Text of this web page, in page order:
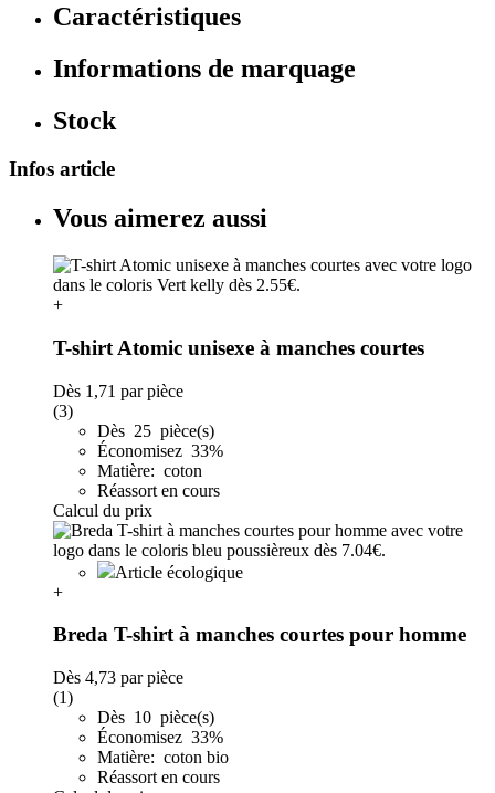
Caractéristiques
Informations de marquage
Stock
Infos article
Vous aimerez aussi
+
T-shirt Atomic unisexe à manches courtes
Dès 1,71 par pièce
(3)
Dès 25 pièce(s)
Économisez 33%
Matière: coton
Réassort en cours
Calcul du prix
Article écologique
+
Breda T-shirt à manches courtes pour homme
Dès 4,73 par pièce
(1)
Dès 10 pièce(s)
Économisez 33%
Matière: coton bio
Réassort en cours